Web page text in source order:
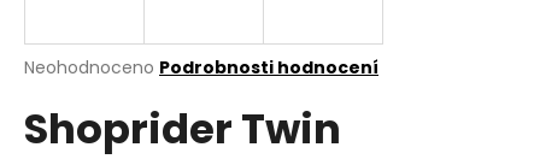
Průměrné
produktu
je
Neohodnoceno Podrobnosti hodnocení
Shoprider Twin
n
a
í